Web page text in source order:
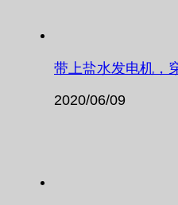
带上盐水发电机，
2020/06/09